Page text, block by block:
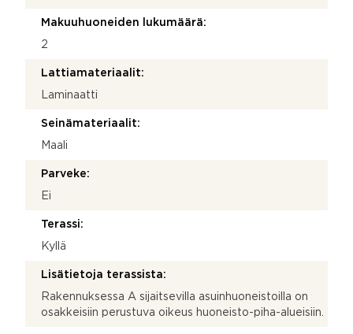
Makuuhuoneiden lukumäärä:
2
Lattiamateriaalit:
Laminaatti
Seinämateriaalit:
Maali
Parveke:
Ei
Terassi:
Kyllä
Lisätietoja terassista:
Rakennuksessa A sijaitsevilla asuinhuoneistoilla on
osakkeisiin perustuva oikeus huoneisto-piha-alueisiin.